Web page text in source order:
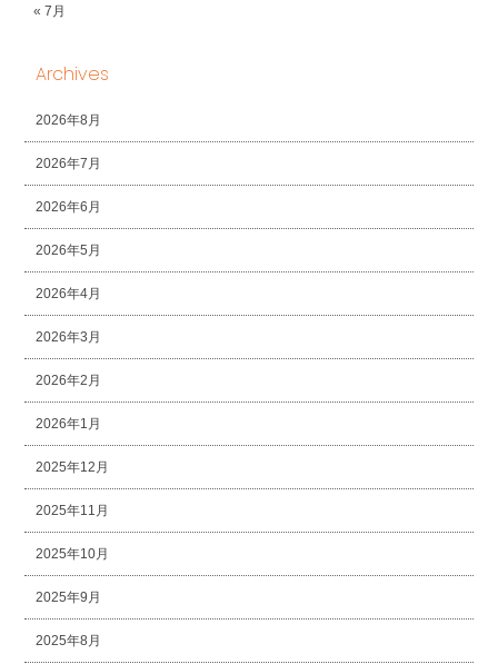
« 7月
Archives
2026年8月
2026年7月
2026年6月
2026年5月
2026年4月
2026年3月
2026年2月
2026年1月
2025年12月
2025年11月
2025年10月
2025年9月
2025年8月